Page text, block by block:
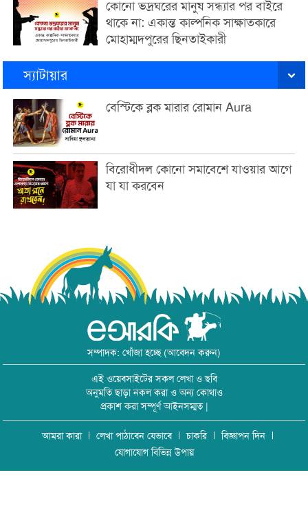
কোনো ভদ্রঘরের মানুষ সন্ধ্যার পর বাইরে
থাকে না: একান্ত কাল্পনিক সাক্ষাতকারে
মোহাম্মদপুরের ছিনতাইকারী
স্যাটায়ার
বেস্টিকে ব্লক মারার রোমান Aura
বিরোধীদল কোনো সমাবেশে যাওয়ার আগে
যা যা করবেন
সম্পাদক: খোঁজা হচ্ছে (আবেদন করুন)
এই ওয়েবসাইটের সকল লেখা ও ছবি
অনুমতি ছাড়া নকল করা ও অন্য কোথাও
প্রকাশ করা সম্পূর্ণ আইনসম্মত |
আমরা কারা লেখা পাঠাবেন যেভাবে চাকরি
বিজ্ঞাপন দিন
যোগাযোগ বিভিন্ন উপায়